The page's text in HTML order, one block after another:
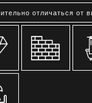
отличаться от